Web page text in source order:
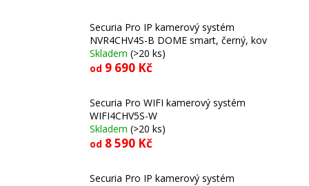
Securia Pro IP kamerový systém
NVR4CHV4S-B DOME smart, černý, kov
Skladem (>20 ks)
od 9 690 Kč
Securia Pro WIFI kamerový systém
WIFI4CHV5S-W
Skladem (>20 ks)
od 8 590 Kč
Securia Pro IP kamerový systém
HLEDAT